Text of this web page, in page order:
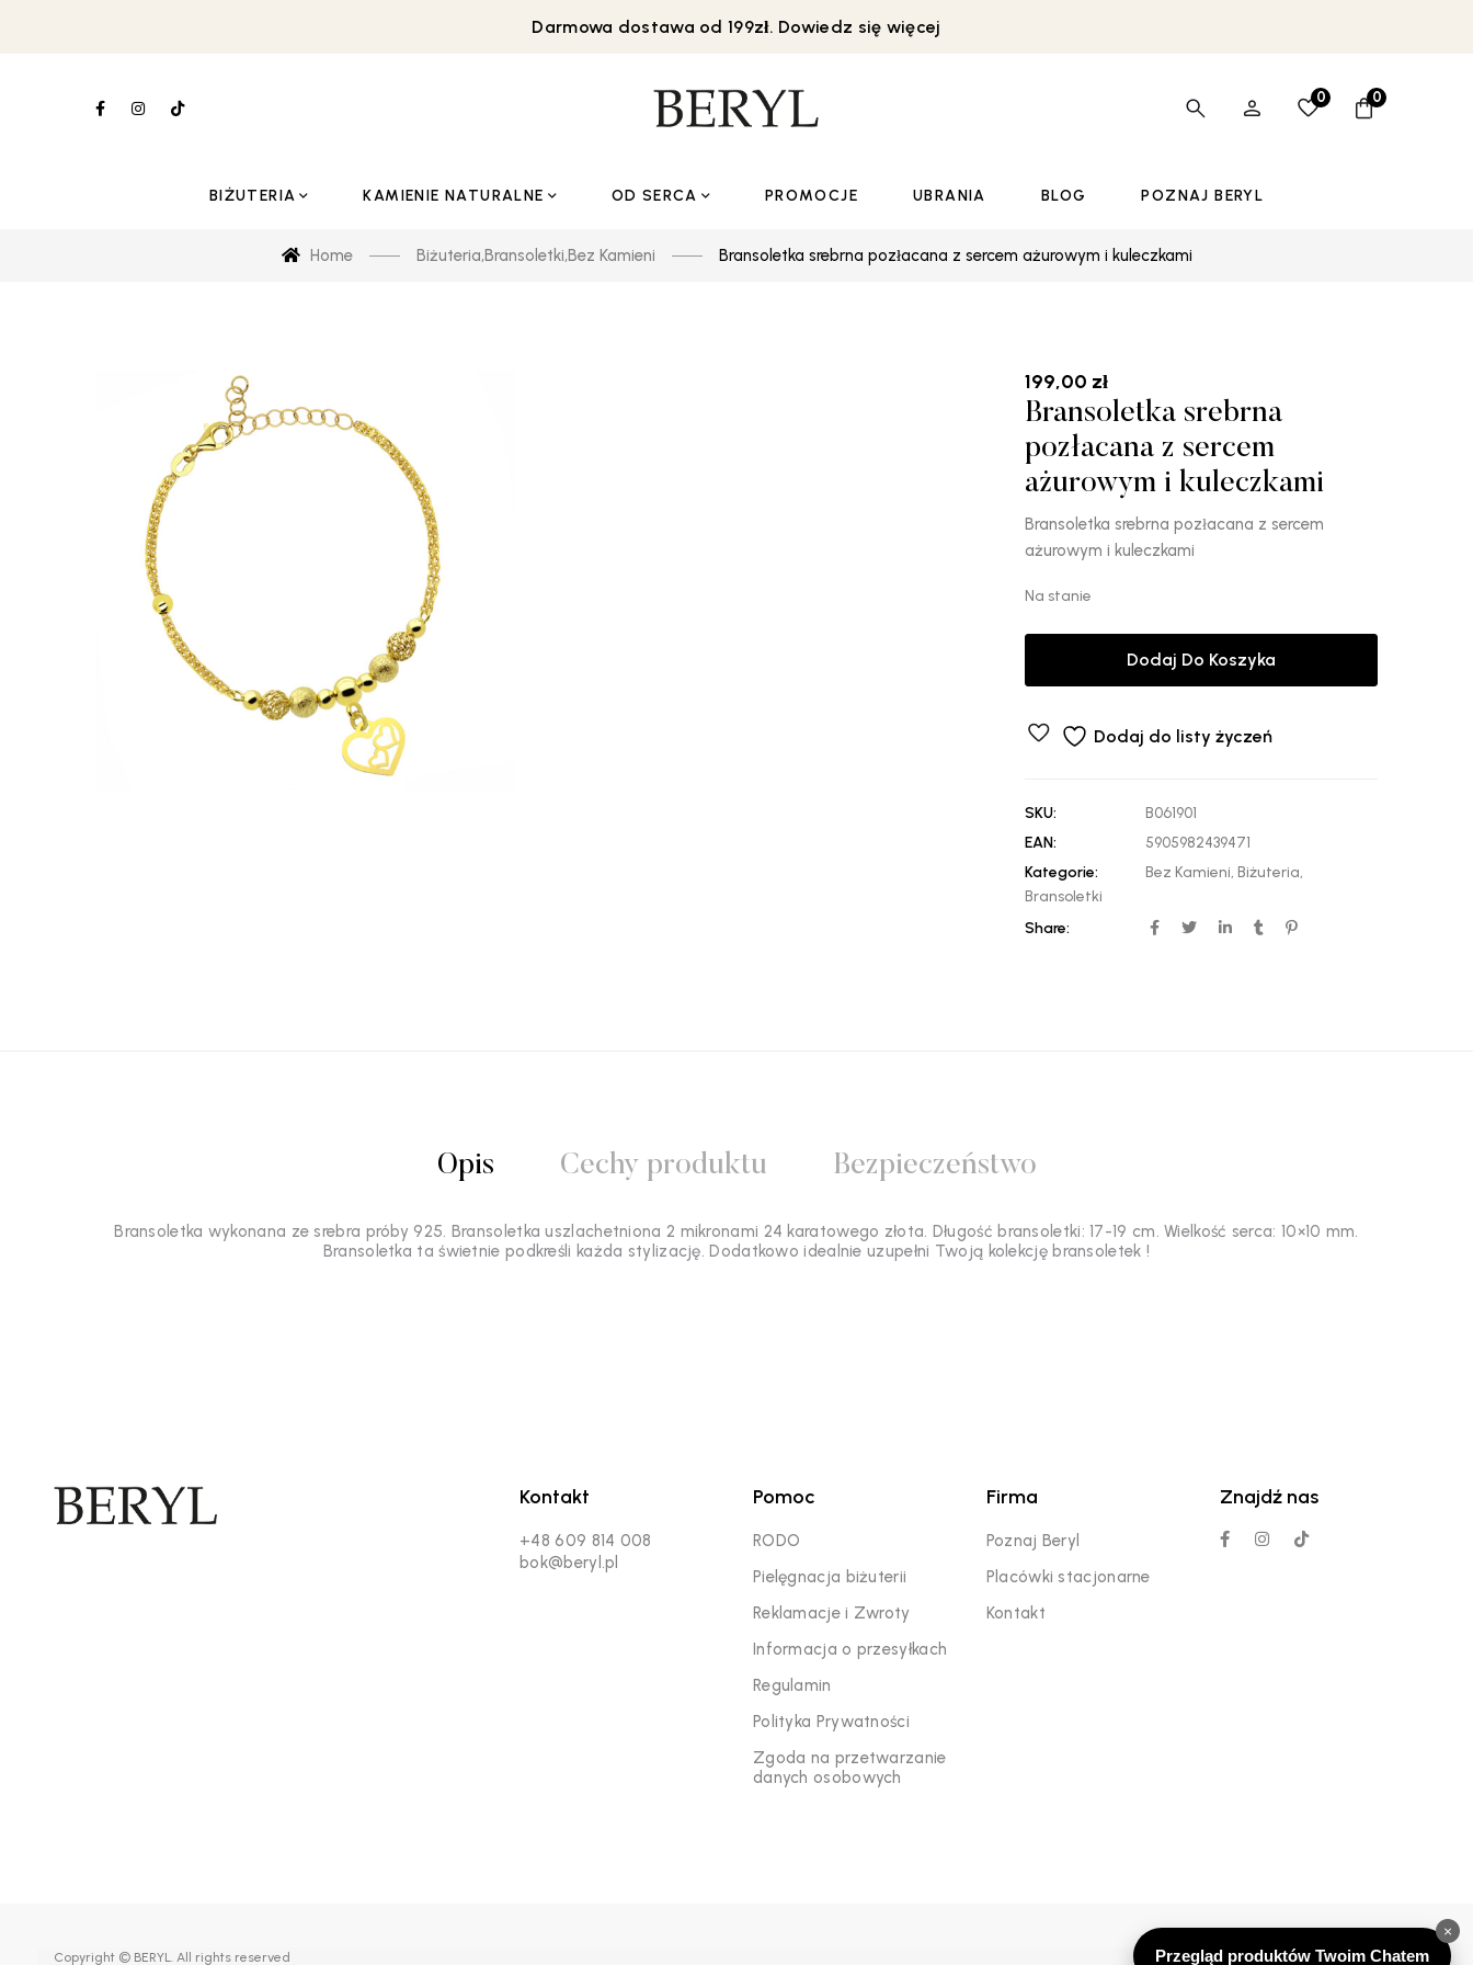
Darmowa dostawa od 199zł. Dowiedz się więcej
0 0
BIŻUTERIA KAMIENIE NATURALNE OD SERCA PROMOCJE UBRANIA BLOG POZNAJ BERYL
Home Biżuteria,Bransoletki,Bez Kamieni Bransoletka srebrna pozłacana z sercem ażurowym i kuleczkami
199,00 zł
Bransoletka srebrna
pozłacana z sercem
ażurowym i kuleczkami
Bransoletka srebrna pozłacana z sercem
ażurowym i kuleczkami
Na stanie
Dodaj Do Koszyka
Dodaj do listy życzeń
SKU:
B061901
EAN:
5905982439471
Kategorie:
Bez Kamieni, Biżuteria,
Bransoletki
Share:
Opis Cechy produktu Bezpieczeństwo
Bransoletka wykonana ze srebra próby 925. Bransoletka uszlachetniona 2 mikronami 24 karatowego złota. Długość bransoletki: 17-19 cm. Wielkość serca: 10×10 mm.
Bransoletka ta świetnie podkreśli każda stylizację. Dodatkowo idealnie uzupełni Twoją kolekcję bransoletek !
Kontakt
+48 609 814 008
bok@beryl.pl
Pomoc
RODO
Pielęgnacja biżuterii
Reklamacje i Zwroty
Informacja o przesyłkach
Regulamin
Polityka Prywatności
Zgoda na przetwarzanie
danych osobowych
Firma
Poznaj Beryl
Placówki stacjonarne
Kontakt
Znajdź nas
Copyright © BERYL. All rights reserved
×
Przegląd produktów Twoim Chatem